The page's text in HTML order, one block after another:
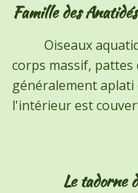
Famille des
Oiseaux
corps massif, pattes
généralement
l'intérieur est
Le tadorne